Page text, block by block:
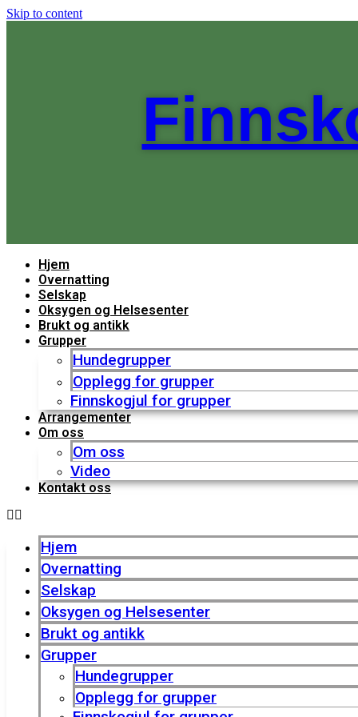
Skip to content
Hjem
Overnatting
Selskap
Oksygen og Helsesenter
Brukt og antikk
Grupper
Hundegrupper
Opplegg for grupper
Finnskogjul for grupper
Arrangementer
Om oss
Om oss
Video
Kontakt oss
Hjem
Overnatting
Selskap
Oksygen og Helsesenter
Brukt og antikk
Grupper
Hundegrupper
Opplegg for grupper